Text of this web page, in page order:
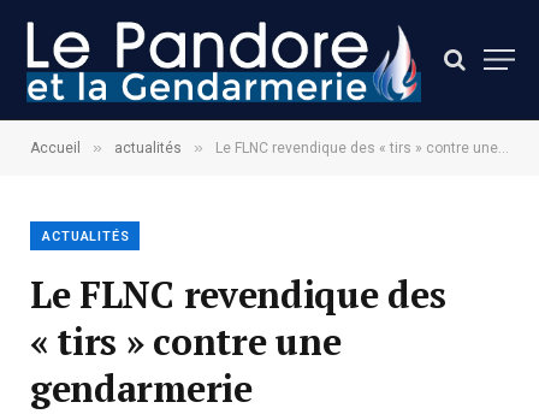
Accueil » actualités » Le FLNC revendique des « tirs » contre une gendarmerie
ACTUALITÉS
Le FLNC revendique des
« tirs » contre une
gendarmerie